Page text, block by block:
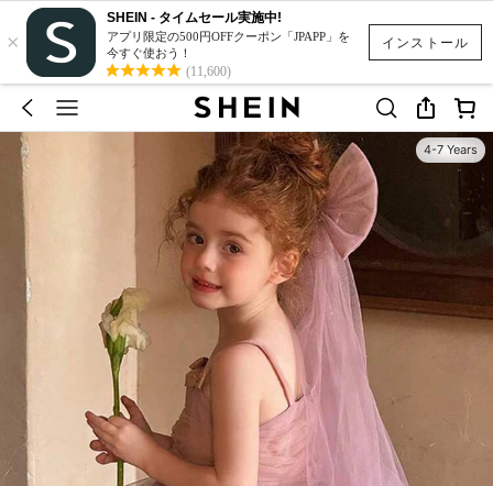
インストール
×
SHEIN - タイムセール実施中!
アプリ限定の500円OFFクーポン「JPAPP」を
今すぐ使おう！
(11,600)
4-7 Years